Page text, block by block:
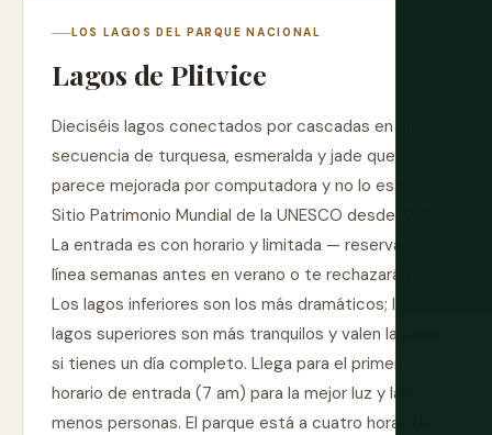
LOS LAGOS DEL PARQUE NACIONAL
Lagos de Plitvice
Dieciséis lagos conectados por cascadas en una
secuencia de turquesa, esmeralda y jade que
parece mejorada por computadora y no lo está.
Sitio Patrimonio Mundial de la UNESCO desde 1979.
La entrada es con horario y limitada — reserva en
línea semanas antes en verano o te rechazarán.
Los lagos inferiores son los más dramáticos; los
lagos superiores son más tranquilos y valen la pena
si tienes un día completo. Llega para el primer
horario de entrada (7 am) para la mejor luz y las
menos personas. El parque está a cuatro horas de